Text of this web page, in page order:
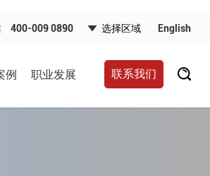
English
400-009 0890
例 职业发展 联系我们